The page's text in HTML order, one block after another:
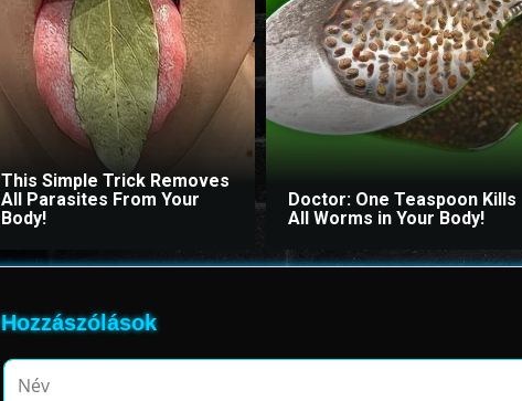
This Simple Trick Removes
All Parasites From Your
Body!
Doctor: One Teaspoon Kills
All Worms in Your Body!
Hozzászólások